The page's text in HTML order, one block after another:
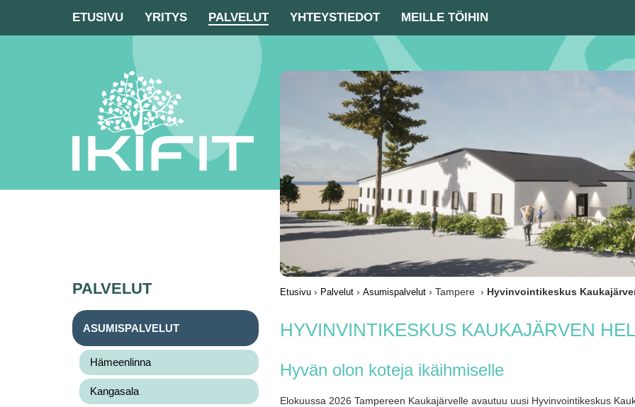
ETUSIVU YRITYS PALVELUT YHTEYSTIEDOT MEILLE TÖIHIN
PALVELUT
ASUMISPALVELUT
Hämeenlinna
Kangasala
Etusivu› Palvelut› Asumispalvelut› Tampere › Hyvinvointikeskus
HYVINVINTIKESKUS KAUKAJÄRVEN
Hyvän olon koteja ikäihmiselle
Elokuussa 2026 Tampereen Kaukajärvelle avautuu uusi Hyvinvointikeskus